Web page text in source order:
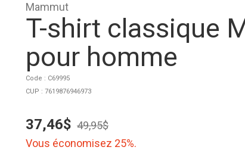
Mammut
T-shirt classique
pour homme
Code : C69995
CUP : 7619876946973
37,46$ 49,95$
Vous économisez 25%.